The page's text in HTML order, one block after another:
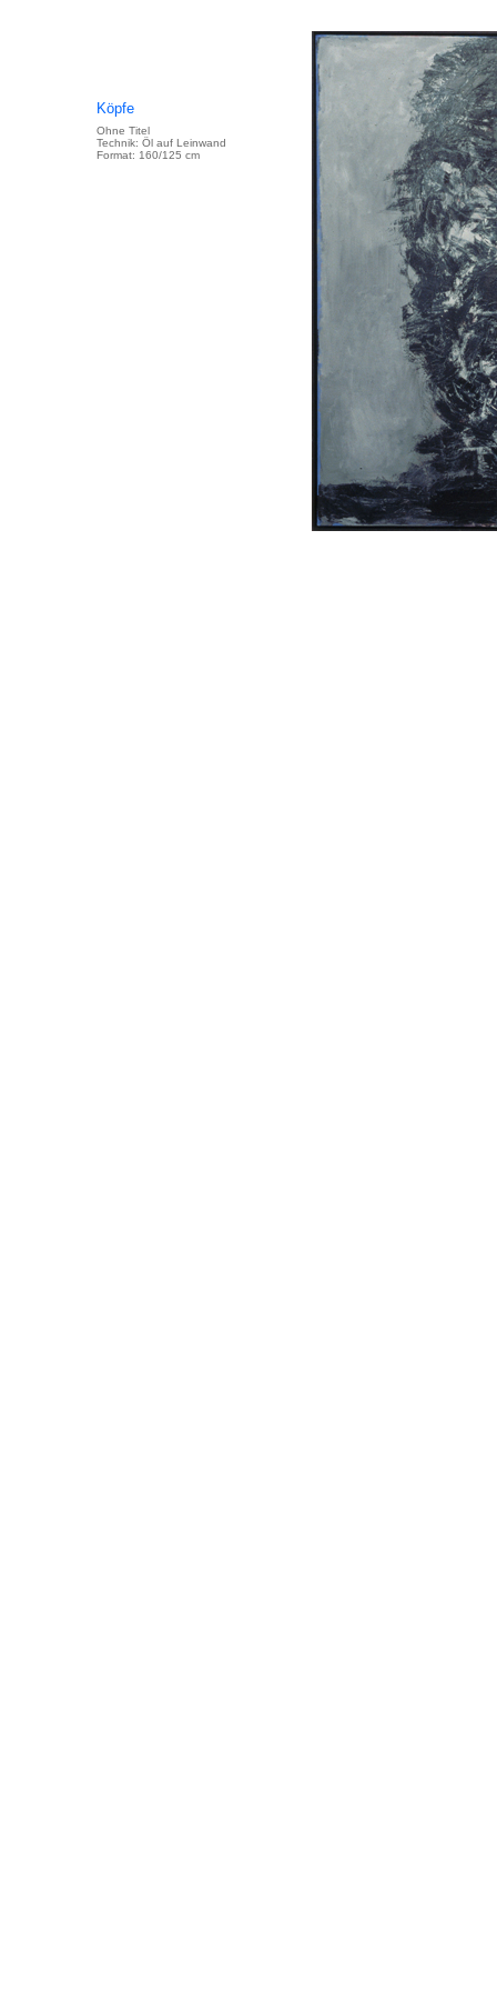
Köpfe
Ohne Titel
Technik: Öl auf Leinwand
Format: 160/125 cm